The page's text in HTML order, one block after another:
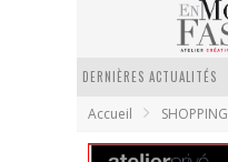
DERNIÈRES ACTUALITÉS
Accueil SHOPPING